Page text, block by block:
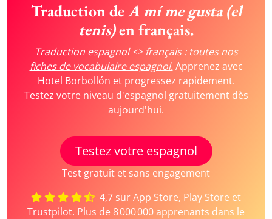
Traduction deA mí me gusta (el
tenis)en français.
Traduction espagnol <> français : toutes nos
fiches de vocabulaire espagnol.Apprenez avec
Hotel Borbollón et progressez rapidement.
Testez votre niveau d'espagnol gratuitement dès
aujourd'hui.
Testez votre espagnol
Test gratuit et sans engagement
4,7 sur App Store, Play Store et
Trustpilot. Plus de 8 000 000 apprenants dans le